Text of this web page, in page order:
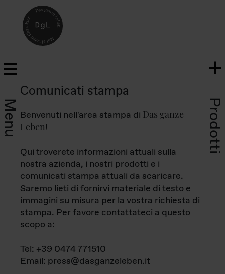
Menu Prodotti
Comunicati stampa
Benvenuti nell'area stampa di Das ganze
Leben!
Qui troverete informazioni attuali sulla
nostra azienda, i nostri prodotti e i
comunicati stampa attuali da scaricare.
Saremo lieti di fornirvi materiale di testo e
immagini su misura per la vostra richiesta di
stampa. Per favore contattateci a questo
scopo a:
Tel: +39 0474 771510
Email: press@dasganzeleben.it